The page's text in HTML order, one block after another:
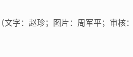
（文字：赵珍；图片：周军平；审核